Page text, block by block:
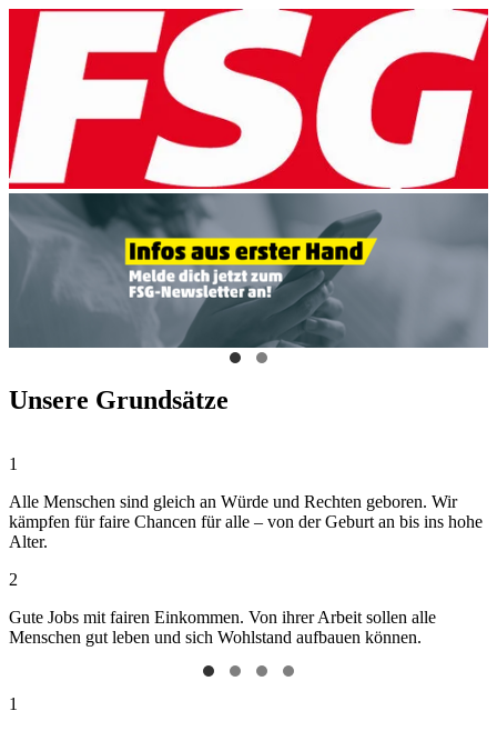
Unsere Grundsätze
1
Alle Menschen sind gleich an Würde und Rechten geboren. Wir
kämpfen für faire Chancen für alle – von der Geburt an bis ins hohe
Alter.
2
Gute Jobs mit fairen Einkommen. Von ihrer Arbeit sollen alle
Menschen gut leben und sich Wohlstand aufbauen können.
1